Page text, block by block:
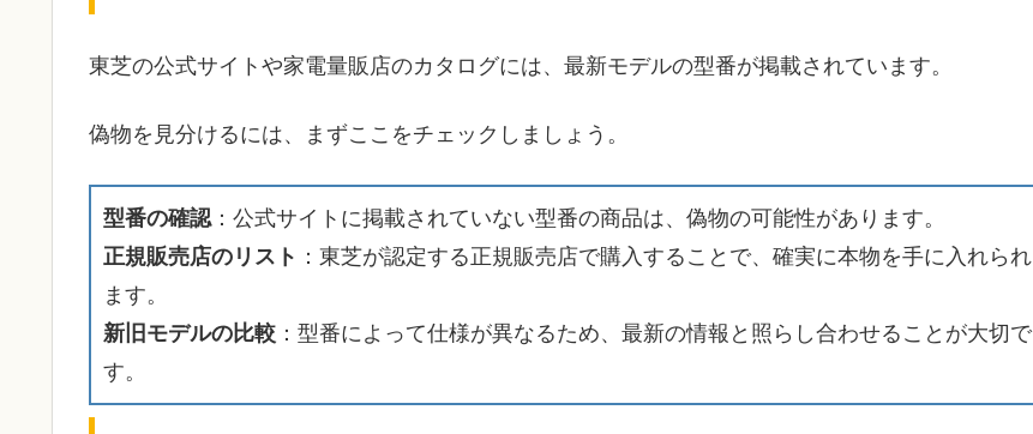
東芝の公式サイトや家電量販店のカタログには、最新モデルの型番が掲載されています。
偽物を見分けるには、まずここをチェックしましょう。
型番の確認：公式サイトに掲載されていない型番の商品は、偽物の可能性があります。
正規販売店のリスト ：東芝が認定する正規販売店で購入することで、確実に本物を手に入れられ
ます。
新旧モデルの比較 ：型番によって仕様が異なるため、最新の情報と照らし合わせることが大切で
す。